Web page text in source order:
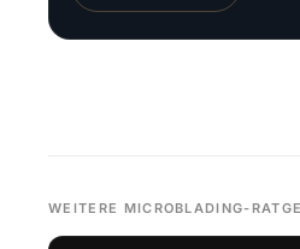
WEITERE MICROBLADING-